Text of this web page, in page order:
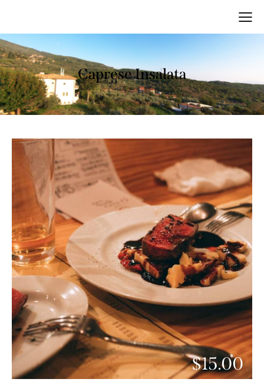
Caprese Insalata
$15.00